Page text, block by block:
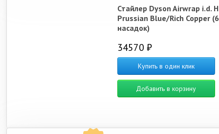
Стайлер Dyson Airwrap i.d.
Prussian Blue/Rich Copper (6
насадок)
34570 ₽
Купить в один клик
Добавить в корзину